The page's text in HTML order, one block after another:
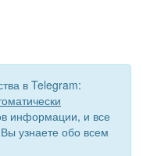
в Telegram:
информации, и все
узнаете обо всем